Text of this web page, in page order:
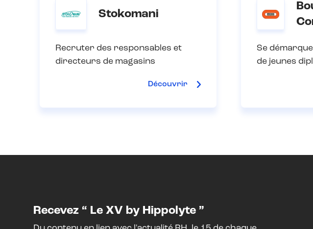
Stokomani
Recruter des responsables et
directeurs de magasins
Découvrir
Se
de jeunes
Recevez “ Le XV by Hippolyte ”